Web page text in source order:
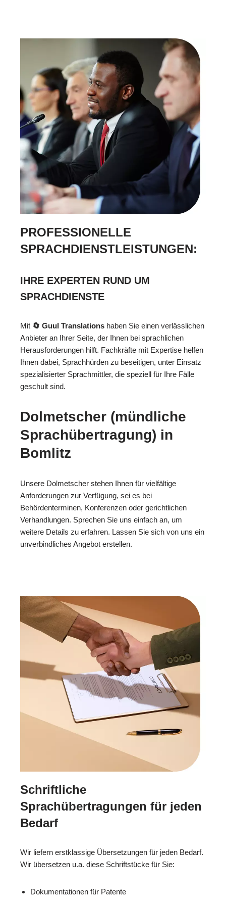
PROFESSIONELLE
SPRACHDIENSTLEISTUNGEN:
IHRE EXPERTEN RUND UM
SPRACHDIENSTE
Mit 🔄 Guul Translations haben Sie einen verlässlichen
Anbieter an Ihrer Seite, der Ihnen bei sprachlichen
Herausforderungen hilft. Fachkräfte mit Expertise helfen
Ihnen dabei, Sprachhürden zu beseitigen, unter Einsatz
spezialisierter Sprachmittler, die speziell für Ihre Fälle
geschult sind.
Dolmetscher (mündliche
Sprachübertragung) in
Bomlitz
Unsere Dolmetscher stehen Ihnen für vielfältige
Anforderungen zur Verfügung, sei es bei
Behördenterminen, Konferenzen oder gerichtlichen
Verhandlungen. Sprechen Sie uns einfach an, um
weitere Details zu erfahren. Lassen Sie sich von uns ein
unverbindliches Angebot erstellen.
Schriftliche
Sprachübertragungen für jeden
Bedarf
Wir liefern erstklassige Übersetzungen für jeden Bedarf.
Wir übersetzen u.a. diese Schriftstücke für Sie:
Dokumentationen für Patente